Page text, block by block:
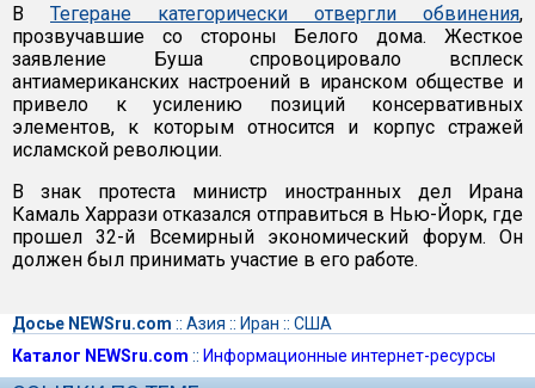
В Тегеране категорически отвергли обвинения,
прозвучавшие со стороны Белого дома. Жесткое
заявление Буша спровоцировало всплеск
антиамериканских настроений в иранском обществе и
привело к усилению позиций консервативных
элементов, к которым относится и корпус стражей
исламской революции.
В знак протеста министр иностранных дел Ирана
Камаль Харрази отказался отправиться в Нью-Йорк, где
прошел 32-й Всемирный экономический форум. Он
должен был принимать участие в его работе.
Досье NEWSru.com :: Азия :: Иран :: США
Каталог NEWSru.com :: Информационные интернет-ресурсы